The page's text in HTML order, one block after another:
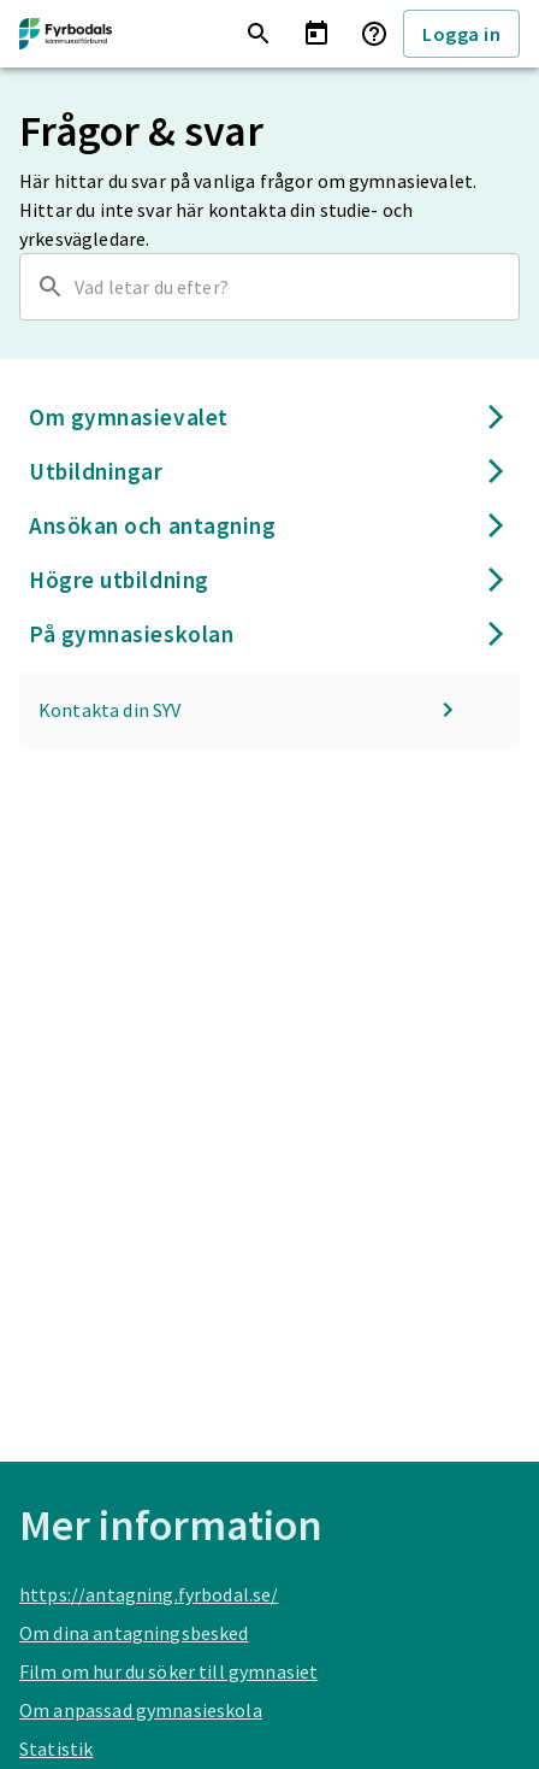
Logga in
Frågor & svar
Här hittar du svar på vanliga frågor om gymnasievalet.
Hittar du inte svar här kontakta din studie- och
yrkesvägledare.
Om gymnasievalet
Utbildningar
Ansökan och antagning
Högre utbildning
På gymnasieskolan
Kontakta din SYV
Mer information
https://antagning.fyrbodal.se/
Om dina antagningsbesked
Film om hur du söker till gymnasiet
Om anpassad gymnasieskola
Statistik